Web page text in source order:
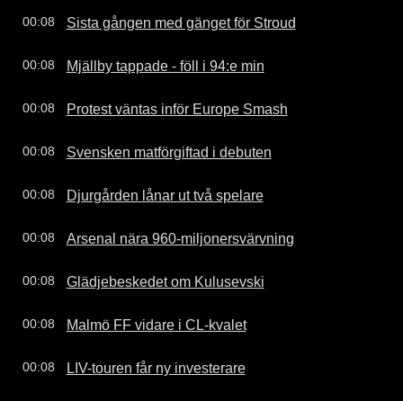
00:08 Sista gången med gänget för Stroud
00:08 Mjällby tappade - föll i 94:e min
00:08 Protest väntas inför Europe Smash
00:08 Svensken matförgiftad i debuten
00:08 Djurgården lånar ut två spelare
00:08 Arsenal nära 960-miljonersvärvning
00:08 Glädjebeskedet om Kulusevski
00:08 Malmö FF vidare i CL-kvalet
00:08 LIV-touren får ny investerare